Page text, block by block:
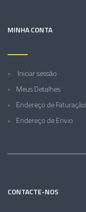
MINHA CONTA
Iniciar sessão
Meus Detalhes
Endereço de Faturação
Endereço de Envio
CONTACTE-NOS